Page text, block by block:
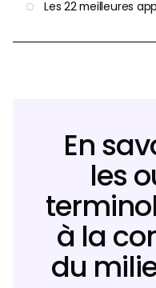
Les 22 meilleures
En
les
à la
du